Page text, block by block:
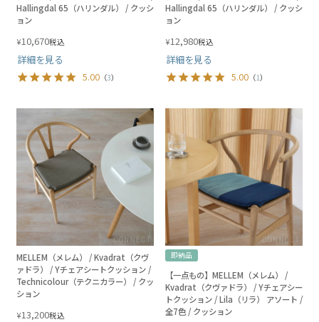
Hallingdal 65（ハリンダル） / クッシ
ョン
¥10,670税込
詳細を見る
5.00 （3）
Hallingdal 65（ハリンダル） / クッシ
ョン
¥12,980税込
詳細を見る
5.00 （1）
MELLEM（メレム） / Kvadrat（クヴ
ァドラ） / Yチェアシートクッション /
Technicolour（テクニカラー） / クッ
ション
¥13,200税込
即納品
【一点もの】MELLEM（メレム） /
Kvadrat（クヴァドラ） / Yチェアシー
トクッション / Lila（リラ） アソート /
全7色 / クッション